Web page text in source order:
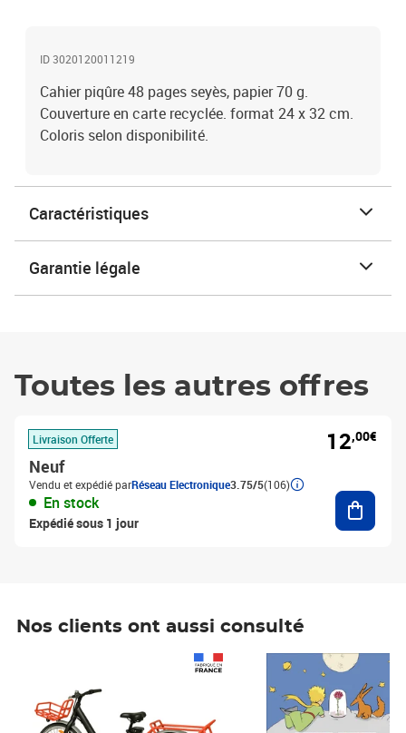
ID 3020120011219
Cahier piqûre 48 pages seyès, papier 70 g.
Couverture en carte recyclée. format 24 x 32 cm.
Coloris selon disponibilité.
Caractéristiques
Garantie légale
Toutes les autres offres
Livraison Offerte
Neuf
Vendu et expédié parRéseau Electronique3.75/5(106)
En stock
Expédié sous 1 jour
12,00€
Nos clients ont aussi consulté
Prix 7,50€